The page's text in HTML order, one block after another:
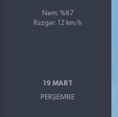
Nem: %67
Rüzgar: 12 km/h
19 MART
PERŞEMBE